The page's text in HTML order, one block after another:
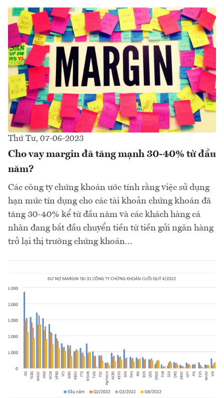
Thứ Tư, 07-06-2023
Cho vay margin đã tăng mạnh 30-40% từ đầu
năm?
Các công ty chứng khoán ước tính rằng việc sử dụng
hạn mức tín dụng cho các tài khoản chứng khoán đã
tăng 30-40% kể từ đầu năm và các khách hàng cá
nhân đang bắt đầu chuyển tiền từ tiền gửi ngân hàng
trở lại thị trường chứng khoán...